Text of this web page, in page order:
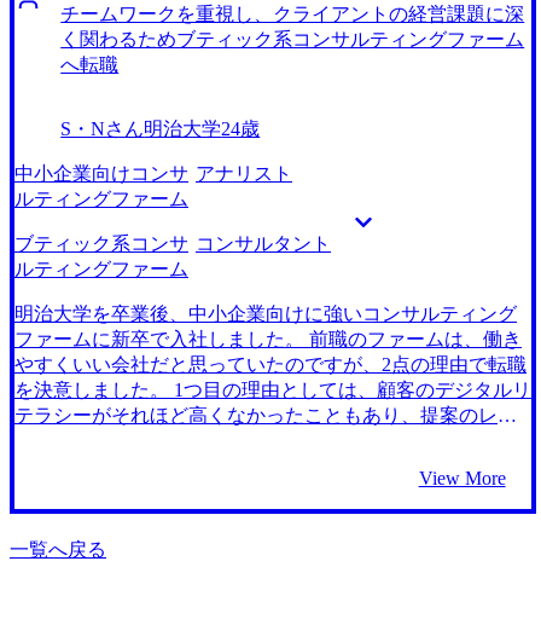
っていました。 同級生がコンサルティングファームに転職
したことがきっかけです。 彼も私と同じく金融業界出身な
のですが、高度な専門知識を駆使して金融業界の経営課題
サルタントへの転職を考えました。 3社です。 田仲さんも
証券会社出身の方で、年功序列の社風に対する不満に深く
共感していただきました。話していてとても誠実な方だと
感じたのでそのまま支援をお願いすることにしました。 コ
ンサルティングファームごとの内情や風土を含めたナレッ
ジをかなり保有されていると思います。田仲さんにはコン
あることを教えて頂きました。正直どのファームも同じよ
うに見えていたので、そういった情報を共有頂けたのは非
常に助かりました。 先ほども申し上げたことの繰り返しに
なってはしまうのですが、ファームごとの違いをきちんと
理解することができたのが良かったです。入社後のギャッ
よかったです。面接がなかなか通過しない時期があったの
で、その点は反省しています。 転職前は年収600万円、転職
後は年収700万円になりました。
チームワークを重視し、クライアントの経営課題に深
く関わるためブティック系コンサルティングファーム
へ転職
S・Nさん明治大学24歳
中小企業向けコンサ
ルティングファーム
アナリスト
ブティック系コンサ
ルティングファーム
コンサルタント
明治大学を卒業後、中小企業向けに強いコンサルティング
ファームに新卒で入社しました。 前職のファームは、働き
やすくいい会社だと思っていたのですが、2点の理由で転職
を決意しました。 1つ目の理由としては、顧客のデジタルリ
テラシーがそれほど高くなかったこともあり、提案のレベ
ルも引き上げていきたいと考えました。 2つ目の理由として
は、チームワークを重視する社風があまりなく、個々のコ
ンサルタントの集合体という印象が強かったことです。も
View More
一覧へ戻る